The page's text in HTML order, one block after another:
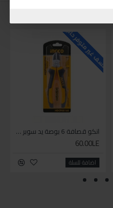
للاسف غير متوفر حاليا
انكو قصافة 6 بوصة يد سوبر وان
60.00LE
اضافة للسلة